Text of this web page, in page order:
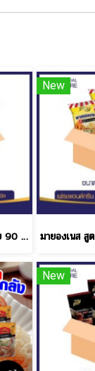
ชีสโตะจัง ซาวครีม หลอดบีบ 90 กรัม ราคาส่ง
New
New